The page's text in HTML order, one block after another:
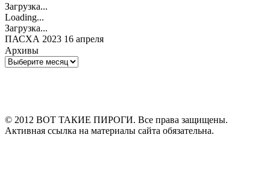
Загрузка...
Loading...
Загрузка...
ПАСХА 2023 16 апреля
Архивы
Архивы
© 2012 ВОТ ТАКИЕ ПИРОГИ. Все права защищены.
Активная ссылка на материалы сайта обязательна.